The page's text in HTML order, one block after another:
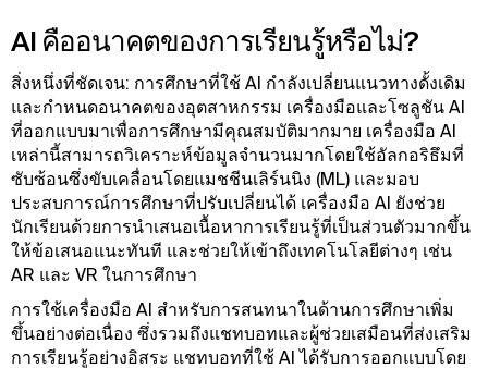
AI คืออนาคตของการเรียนรู้หรือไม่?
สิ่งหนึ่งที่ชัดเจน: การศึกษาที่ใช้ AI กําลังเปลี่ยนแนวทางดั้งเดิม
และกําหนดอนาคตของอุตสาหกรรม เครื่องมือและโซลูชัน AI
ที่ออกแบบมาเพื่อการศึกษามีคุณสมบัติมากมาย เครื่องมือ AI
เหล่านี้สามารถวิเคราะห์ข้อมูลจํานวนมากโดยใช้อัลกอริธึมที่
ซับซ้อนซึ่งขับเคลื่อนโดยแมชชีนเลิร์นนิง (ML) และมอบ
ประสบการณ์การศึกษาที่ปรับเปลี่ยนได้ เครื่องมือ AI ยังช่วย
นักเรียนด้วยการนําเสนอเนื้อหาการเรียนรู้ที่เป็นส่วนตัวมากขึ้น
ให้ข้อเสนอแนะทันที และช่วยให้เข้าถึงเทคโนโลยีต่างๆ เช่น
AR และ VR ในการศึกษา
การใช้เครื่องมือ AI สำหรับการสนทนาในด้านการศึกษาเพิ่ม
ขึ้นอย่างต่อเนื่อง ซึ่งรวมถึงแชทบอทและผู้ช่วยเสมือนที่ส่งเสริม
การเรียนรู้อย่างอิสระ แชทบอทที่ใช้ AI ได้รับการออกแบบโดย